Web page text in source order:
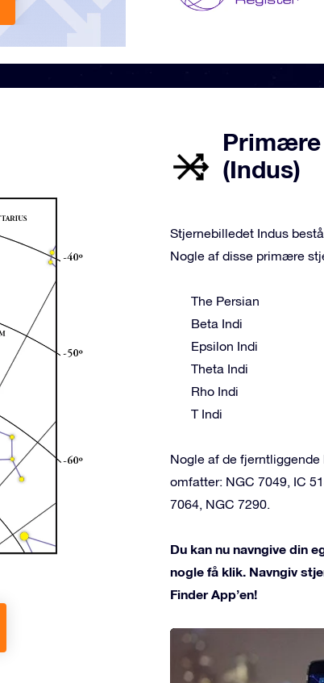
Primære
(Indus)
Stjernebilledet Indus
Nogle af disse primære
The Persian
Beta Indi
Epsilon Indi
Theta Indi
Rho Indi
T Indi
Nogle af de
omfatter: NGC 7049, IC
7064, NGC 7290.
Du kan nu navngive din
nogle få klik. Navngiv
Finder App’en!